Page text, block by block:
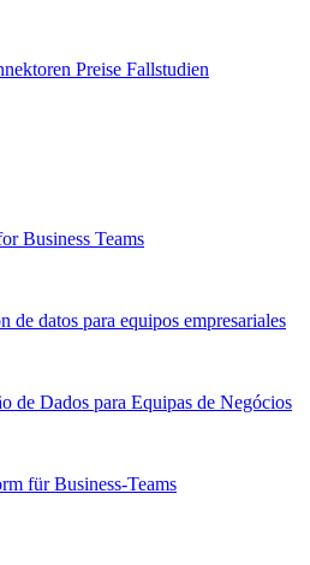
Preise Fallstudien
Business Teams
de datos para equipos empresariales
de Dados para Equipas de Negócios
für Business-Teams